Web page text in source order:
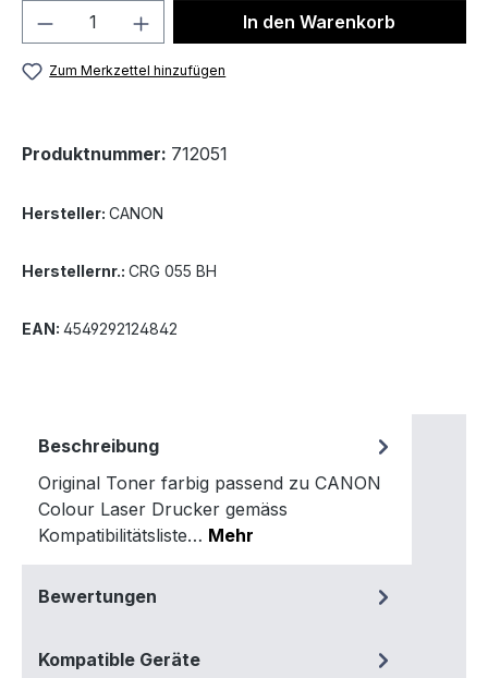
Produkt Anzahl: Gib denIn den Warenkorb
Zum Merkzettel hinzufügen
Produktnummer: 712051
Hersteller: CANON
Herstellernr.: CRG 055 BH
EAN: 4549292124842
Beschreibung
Original Toner farbig passend zu CANON
Colour Laser Drucker gemäss
Kompatibilitätsliste… Mehr
Bewertungen
Kompatible Geräte